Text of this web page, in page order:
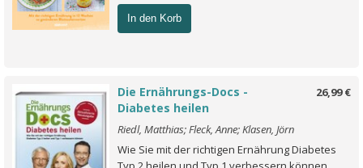
In den Korb
26,99 €
Die Ernährungs-Docs -
Diabetes heilen
Riedl, Matthias; Fleck, Anne; Klasen, Jörn
Wie Sie mit der richtigen Ernährung Diabetes